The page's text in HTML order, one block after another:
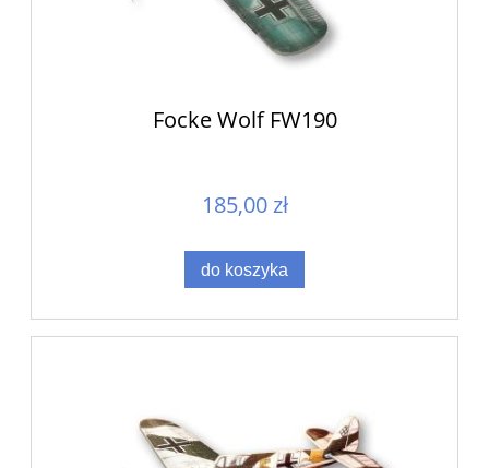
Focke Wolf FW190
185,00 zł
do koszyka